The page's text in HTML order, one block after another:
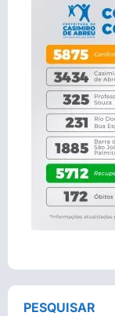
PESQUISAR